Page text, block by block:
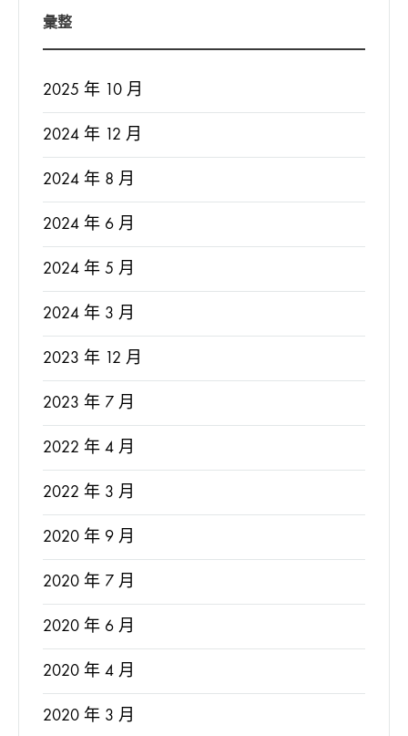
彙整
2025 年 10 月
2024 年 12 月
2024 年 8 月
2024 年 6 月
2024 年 5 月
2024 年 3 月
2023 年 12 月
2023 年 7 月
2022 年 4 月
2022 年 3 月
2020 年 9 月
2020 年 7 月
2020 年 6 月
2020 年 4 月
2020 年 3 月